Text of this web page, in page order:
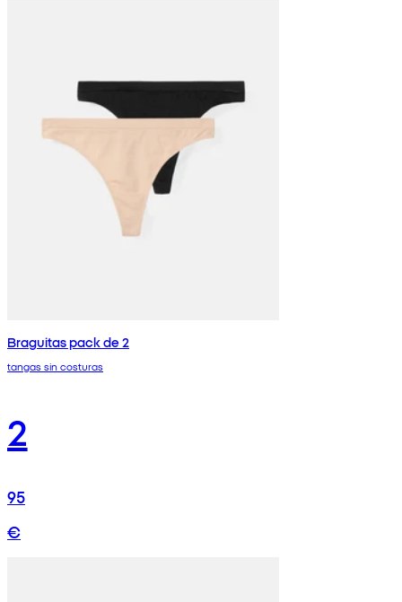
Braguitas pack de 2
tangas sin costuras
2
95
€